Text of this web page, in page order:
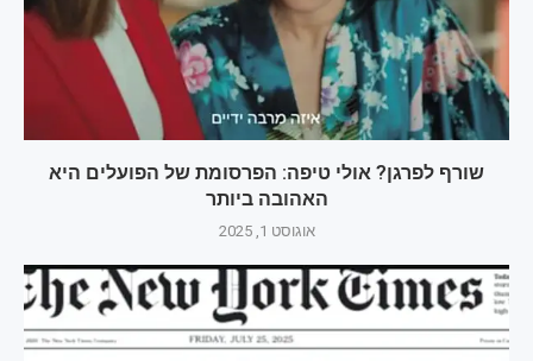
שורף לפרגן? אולי טיפה: הפרסומת של הפועלים היא
האהובה ביותר
אוגוסט 1, 2025